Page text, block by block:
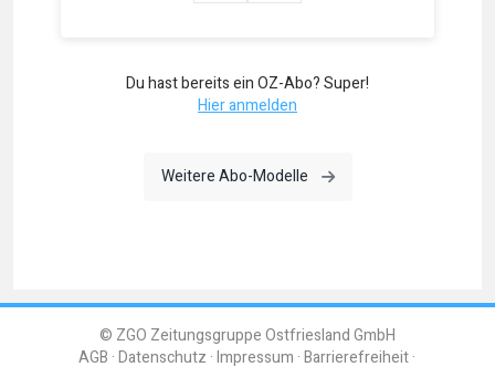
Du hast bereits ein OZ-Abo? Super!
Hier anmelden
Weitere Abo-Modelle
© ZGO Zeitungsgruppe Ostfriesland GmbH
AGB Datenschutz Impressum Barrierefreiheit